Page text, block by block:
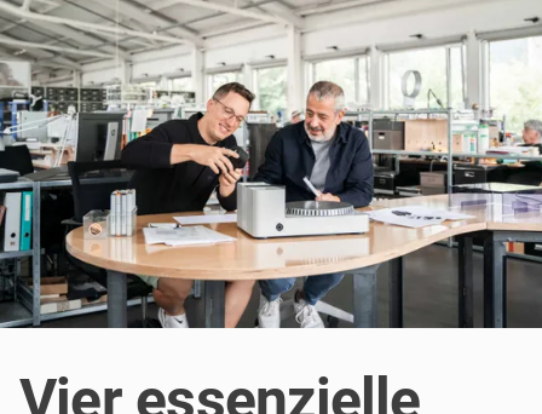
FUTURE PROOFINGCUSTOMER
KULTUR
Vier essenzielle